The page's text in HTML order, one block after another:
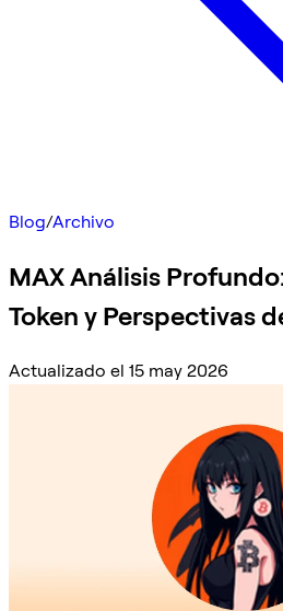
Blog/Archivo
MAX Análisis
Token y Perspectivas
Actualizado el 15 may 2026